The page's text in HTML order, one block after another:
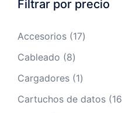
Filtrar por precio
Accesorios 1717
Cableado 88
productos
Cargadores 11
producto
Cartuchos de datos 16